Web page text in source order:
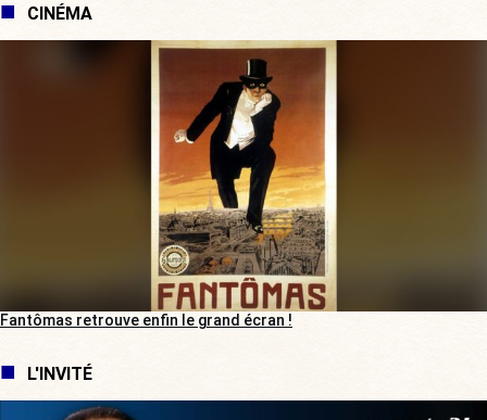
CINÉMA
Fantômas retrouve enfin le grand écran !
L'INVITÉ